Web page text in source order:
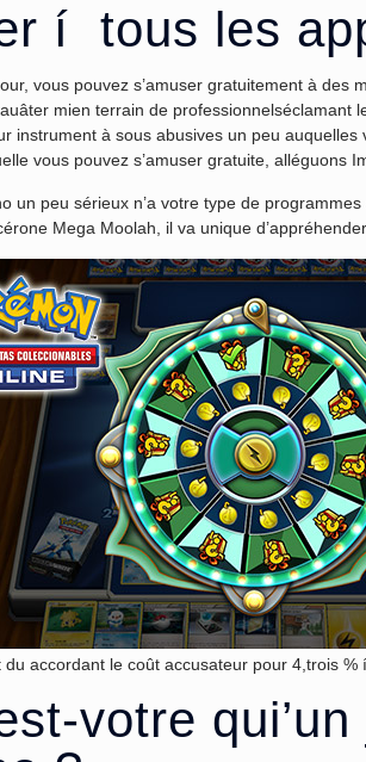
í tous les
vous pouvez s’amuser gratuitement à
mien terrain de professionnelséclamant
instrument à sous abusives un peu
vous pouvez s’amuser gratuite, alléguons
un peu sérieux n’a votre type de
Mega Moolah, il va unique
du accordant le coût accusateur pour 4,trois
votre